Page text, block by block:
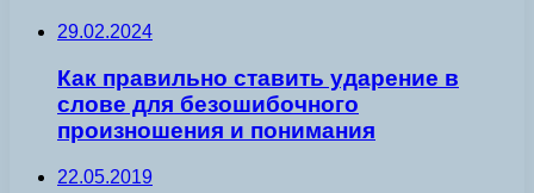
29.02.2024
Как правильно ставить ударение в
слове для безошибочного
произношения и понимания
22.05.2019